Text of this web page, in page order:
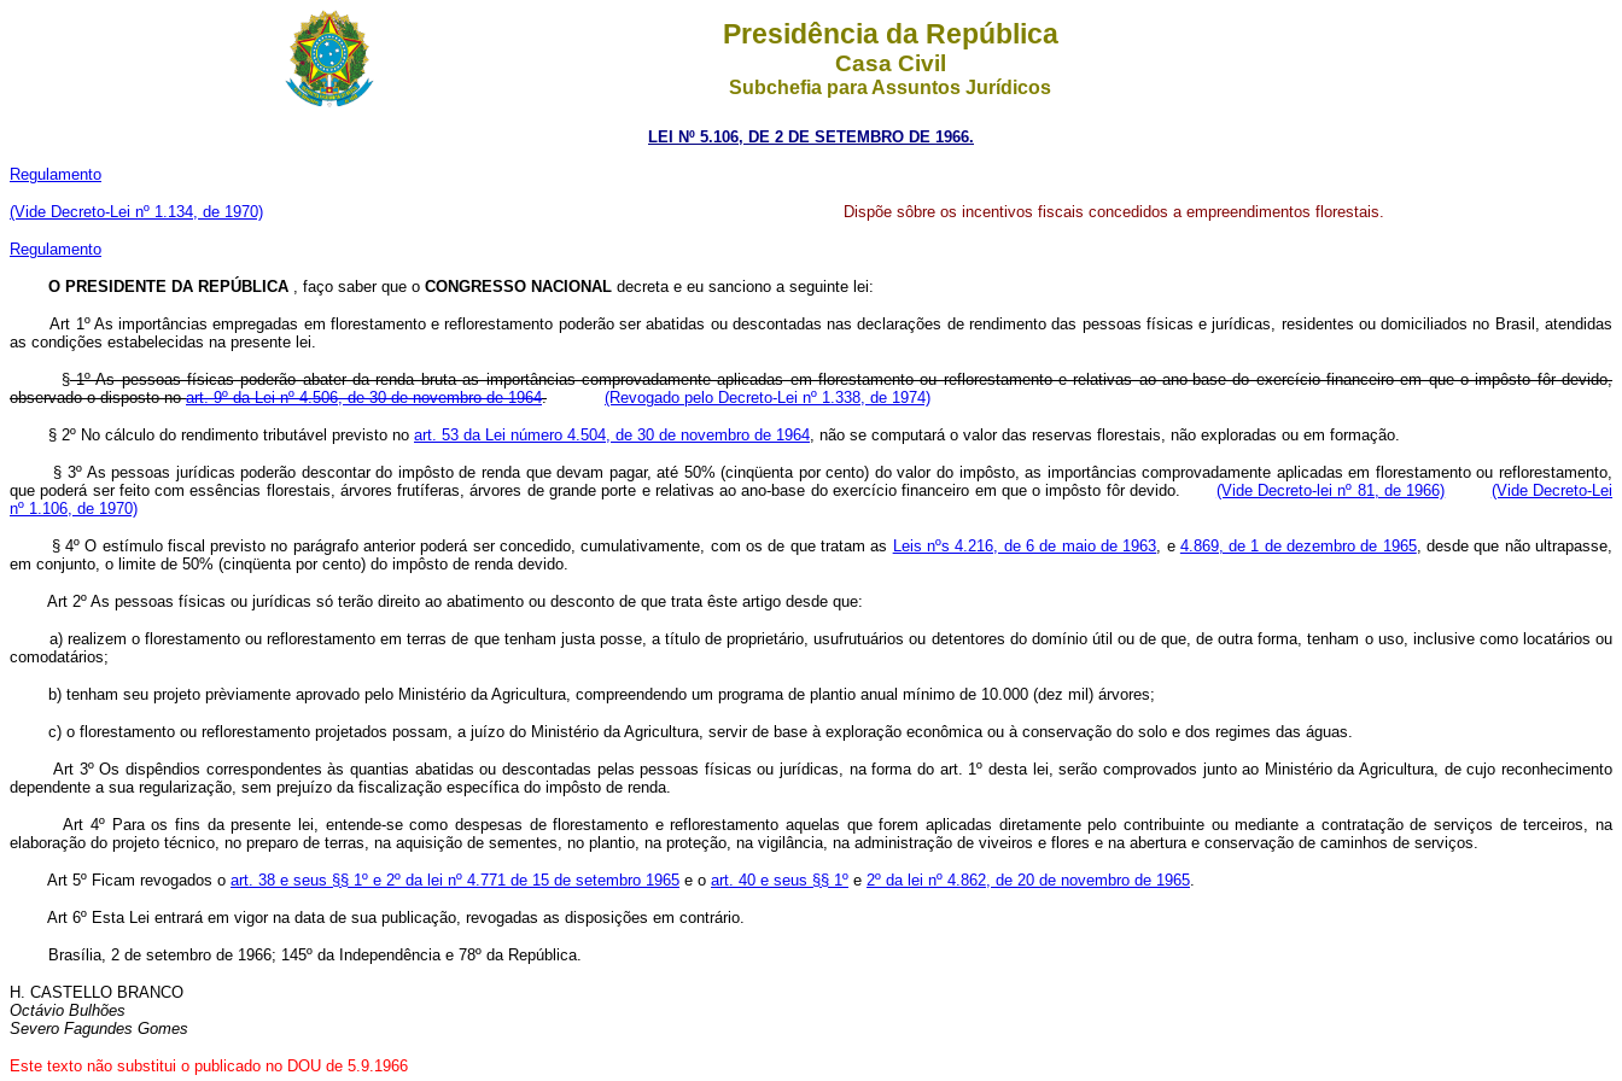
Presidência da República
Casa Civil
Subchefia para Assuntos Jurídicos
LEI Nº 5.106, DE 2 DE SETEMBRO DE 1966.
Regulamento
(Vide Decreto-Lei nº 1.134, de 1970)
Regulamento
Dispõe sôbre os incentivos fiscais concedidos a empreendimentos florestais.
O PRESIDENTE DA REPÚBLICA , faço saber que o CONGRESSO NACIONAL decreta e eu sanciono a seguinte lei:
Art 1º As importâncias empregadas em florestamento e reflorestamento poderão ser abatidas ou descontadas nas declarações de rendimento das pessoas físicas e jurídicas, residentes ou domiciliados no Brasil, atendidas
as condições estabelecidas na presente lei.
§1º As pessoas físicas poderão abater da renda bruta as importâncias comprovadamente aplicadas em florestamento ou reflorestamento e relativas ao ano-base do exercício financeiro em que o impôsto fôr devido,
observado o disposto noart. 9º da Lei nº 4.506, de 30 de novembro de 1964. (Revogado pelo Decreto-Lei nº 1.338, de 1974)
§ 2º No cálculo do rendimento tributável previsto no art. 53 da Lei número 4.504, de 30 de novembro de 1964, não se computará o valor das reservas florestais, não exploradas ou em formação.
§ 3º As pessoas jurídicas poderão descontar do impôsto de renda que devam pagar, até 50% (cinqüenta por cento) do valor do impôsto, as importâncias comprovadamente aplicadas em florestamento ou reflorestamento,
que poderá ser feito com essências florestais, árvores frutíferas, árvores de grande porte e relativas ao ano-base do exercício financeiro em que o impôsto fôr devido. (Vide Decreto-lei nº 81, de 1966)
(Vide Decreto-Lei
nº 1.106, de 1970)
§ 4º O estímulo fiscal previsto no parágrafo anterior poderá ser concedido, cumulativamente, com os de que tratam as Leis nºs 4.216, de 6 de maio de 1963, e 4.869, de 1 de dezembro de 1965, desde que não ultrapasse,
em conjunto, o limite de 50% (cinqüenta por cento) do impôsto de renda devido.
Art 2º As pessoas físicas ou jurídicas só terão direito ao abatimento ou desconto de que trata êste artigo desde que:
a) realizem o florestamento ou reflorestamento em terras de que tenham justa posse, a título de proprietário, usufrutuários ou detentores do domínio útil ou de que, de outra forma, tenham o uso, inclusive como locatários ou
comodatários;
b) tenham seu projeto prèviamente aprovado pelo Ministério da Agricultura, compreendendo um programa de plantio anual mínimo de 10.000 (dez mil) árvores;
c) o florestamento ou reflorestamento projetados possam, a juízo do Ministério da Agricultura, servir de base à exploração econômica ou à conservação do solo e dos regimes das águas.
Art 3º Os dispêndios correspondentes às quantias abatidas ou descontadas pelas pessoas físicas ou jurídicas, na forma do art. 1º desta lei, serão comprovados junto ao Ministério da Agricultura, de cujo reconhecimento
dependente a sua regularização, sem prejuízo da fiscalização específica do impôsto de renda.
Art 4º Para os fins da presente lei, entende-se como despesas de florestamento e reflorestamento aquelas que forem aplicadas diretamente pelo contribuinte ou mediante a contratação de serviços de terceiros, na
elaboração do projeto técnico, no preparo de terras, na aquisição de sementes, no plantio, na proteção, na vigilância, na administração de viveiros e flores e na abertura e conservação de caminhos de serviços.
Art 5º Ficam revogados o art. 38 e seus §§ 1º e 2º da lei nº 4.771 de 15 de setembro 1965 e o art. 40 e seus §§ 1º e 2º da lei nº 4.862, de 20 de novembro de 1965.
Art 6º Esta Lei entrará em vigor na data de sua publicação, revogadas as disposições em contrário.
Brasília, 2 de setembro de 1966; 145º da Independência e 78º da República.
H. CASTELLO BRANCO
Octávio Bulhões
Severo Fagundes Gomes
Este texto não substitui o publicado no DOU de 5.9.1966